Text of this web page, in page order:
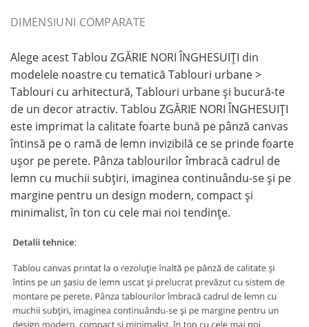
DIMENSIUNI COMPARATE
Alege acest Tablou ZGĂRIE NORI ÎNGHESUIȚI din
modelele noastre cu tematică Tablouri urbane >
Tablouri cu arhitectură, Tablouri urbane și bucură-te
de un decor atractiv. Tablou ZGĂRIE NORI ÎNGHESUIȚI
este imprimat la calitate foarte bună pe pânză canvas
întinsă pe o ramă de lemn invizibilă ce se prinde foarte
ușor pe perete. Pânza tablourilor îmbracă cadrul de
lemn cu muchii subțiri, imaginea continuându-se și pe
margine pentru un design modern, compact și
minimalist, în ton cu cele mai noi tendințe.